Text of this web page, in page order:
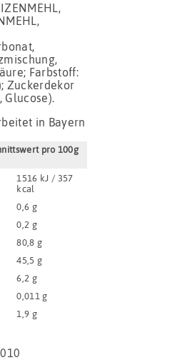
Farbstoff:
Zuckerdekor
Glucose).
in Bayern
pro 100g
1516 kJ / 357
kcal
0,6 g
0,2 g
80,8 g
45,5 g
6,2 g
0,011 g
1,9 g